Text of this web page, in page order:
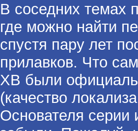
В соседних темах
где можно найти
спустя пару лет
прилавков. Что
ХВ были
(качество
Основателя серии